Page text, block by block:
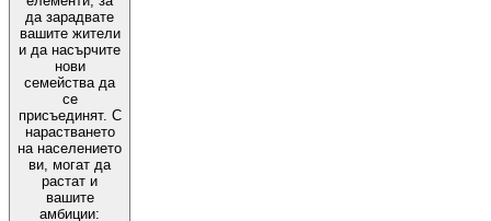
да зарадвате
вашите жители
и да насърчите
нови
семейства да
се
присъединят. С
нарастването
на населението
ви, могат да
растат и
вашите
амбиции: